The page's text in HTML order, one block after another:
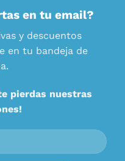
en tu email?
y descuentos
en tu bandeja de
pierdas nuestras